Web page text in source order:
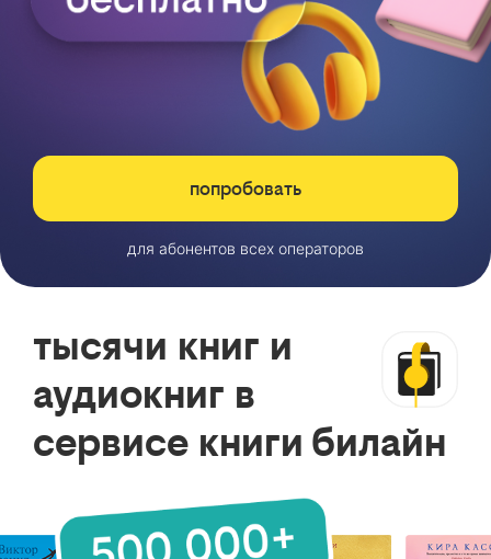
попробовать
для абонентов всех операторов
тысячи книг и
аудиокниг в
сервисе книги билайн